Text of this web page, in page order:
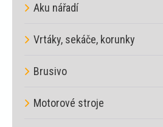
Aku nářadí
Vrtáky, sekáče, korunky
Brusivo
Motorové stroje